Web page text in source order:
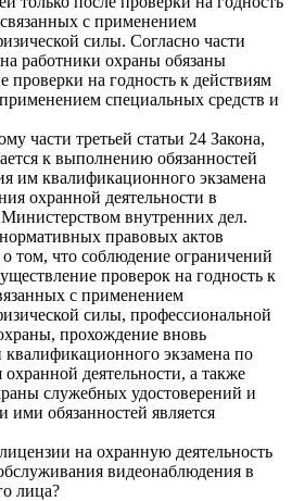
с применением
силы. Согласно части
работники охраны обязаны
проверки на годность к действиям
специальных средств и
части третьей статьи 24 Закона,
к выполнению обязанностей
им квалификационного экзамена
охранной деятельности в
внутренних дел.
правовых актов
о том, что соблюдение ограничений
проверок на годность к
с применением
силы, профессиональной
прохождение вновь
экзамена по
деятельности, а также
служебных удостоверений и
обязанностей является
на охранную деятельность
видеонаблюдения в
лица?